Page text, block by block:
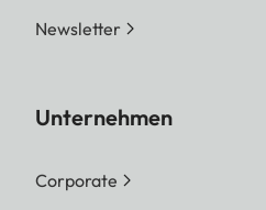
Newsletter
Unternehmen
Corporate